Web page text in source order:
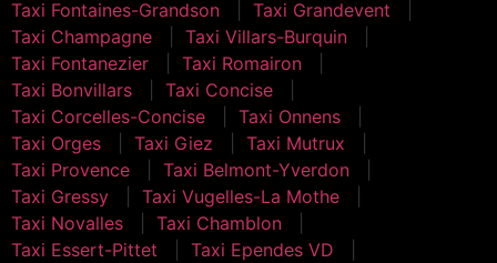
Taxi Fontaines-Grandson
Taxi Grandevent
Taxi Champagne
Taxi Villars-Burquin
Taxi Fontanezier
Taxi Romairon
Taxi Bonvillars
Taxi Concise
Taxi Corcelles-Concise
Taxi Onnens
Taxi Orges
Taxi Giez
Taxi Mutrux
Taxi Provence
Taxi Belmont-Yverdon
Taxi Gressy
Taxi Vugelles-La Mothe
Taxi Novalles
Taxi Chamblon
Taxi Essert-Pittet
Taxi Ependes VD